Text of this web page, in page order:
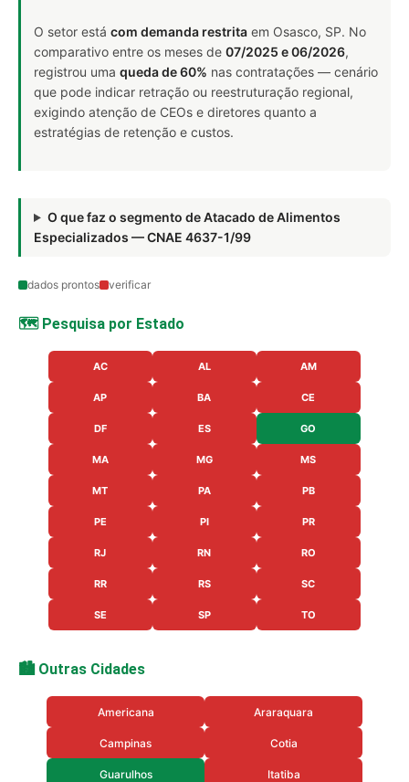
O setor está com demanda restrita em Osasco, SP. No
comparativo entre os meses de 07/2025 e 06/2026,
registrou uma queda de 60% nas contratações — cenário
que pode indicar retração ou reestruturação regional,
exigindo atenção de CEOs e diretores quanto a
estratégias de retenção e custos.
O que faz o segmento de Atacado de Alimentos
Especializados — CNAE 4637-1/99
dados prontos verificar
🗺️ Pesquisa por Estado
AC AL AM
AP BA CE
DF ES GO
MA MG MS
MT PA PB
PE PI PR
RJ RN RO
RR RS SC
SE SP TO
🏙️ Outras Cidades
Americana Araraquara
Campinas Cotia
Guarulhos Itatiba